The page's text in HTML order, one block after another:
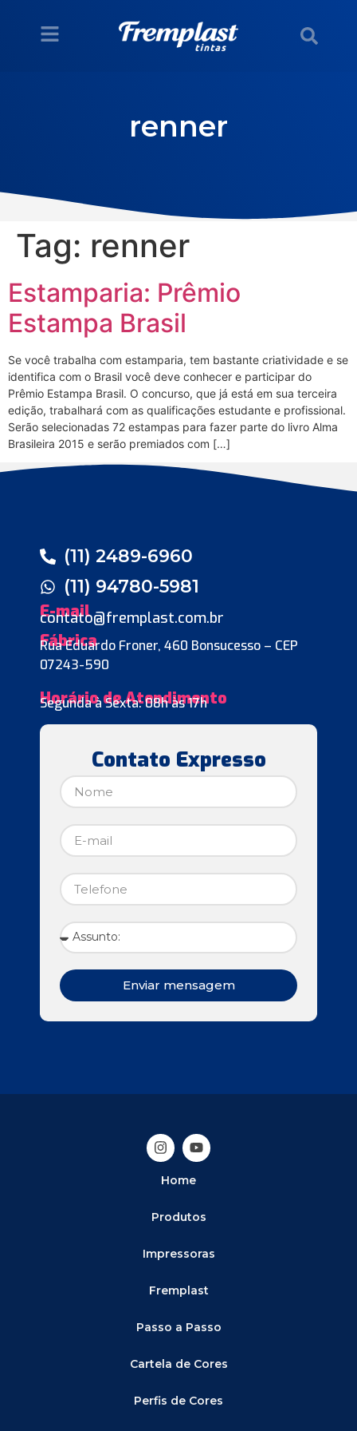
renner
Tag: renner
Estamparia: Prêmio
Estampa Brasil
Se você trabalha com estamparia, tem bastante criatividade e se
identifica com o Brasil você deve conhecer e participar do
Prêmio Estampa Brasil. O concurso, que já está em sua terceira
edição, trabalhará com as qualificações estudante e profissional.
Serão selecionadas 72 estampas para fazer parte do livro Alma
Brasileira 2015 e serão premiados com […]
(11) 2489-6960
(11) 94780-5981
E-mail
contato@fremplast.com.br
Fábrica
Rua Eduardo Froner, 460 Bonsucesso – CEP
07243-590
Horário de Atendimento
Segunda à Sexta: 08h às 17h
Contato Expresso
Enviar mensagem
Home
Produtos
Impressoras
Fremplast
Passo a Passo
Cartela de Cores
Perfis de Cores